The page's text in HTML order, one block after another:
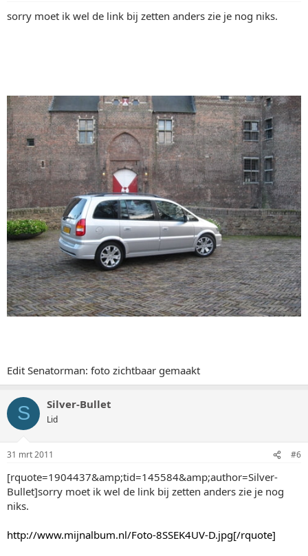
sorry moet ik wel de link bij zetten anders zie je nog niks.
Edit Senatorman: foto zichtbaar gemaakt
S Silver-Bullet
Lid
31 mrt 2011 #6
[rquote=1904437&amp;tid=145584&amp;author=Silver-
Bullet]sorry moet ik wel de link bij zetten anders zie je nog
niks.
http://www.mijnalbum.nl/Foto-8SSEK4UV-D.jpg[/rquote]